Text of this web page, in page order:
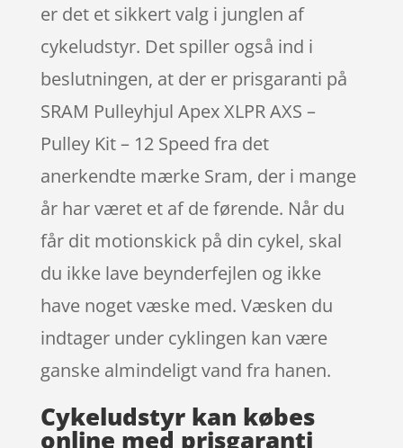
er det et sikkert valg i junglen af
cykeludstyr. Det spiller også ind i
beslutningen, at der er prisgaranti på
SRAM Pulleyhjul Apex XLPR AXS –
Pulley Kit – 12 Speed fra det
anerkendte mærke Sram, der i mange
år har været et af de førende. Når du
får dit motionskick på din cykel, skal
du ikke lave beynderfejlen og ikke
have noget væske med. Væsken du
indtager under cyklingen kan være
ganske almindeligt vand fra hanen.
Cykeludstyr kan købes
online med prisgaranti